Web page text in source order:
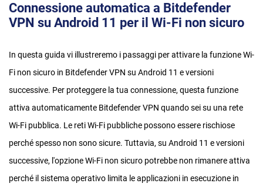
Connessione automatica a Bitdefender
VPN su Android 11 per il Wi-Fi non sicuro
In questa guida vi illustreremo i passaggi per attivare la funzione Wi-
Fi non sicuro in Bitdefender VPN su Android 11 e versioni
successive. Per proteggere la tua connessione, questa funzione
attiva automaticamente Bitdefender VPN quando sei su una rete
Wi-Fi pubblica. Le reti Wi-Fi pubbliche possono essere rischiose
perché spesso non sono sicure. Tuttavia, su Android 11 e versioni
successive, l'opzione Wi-Fi non sicuro potrebbe non rimanere attiva
perché il sistema operativo limita le applicazioni in esecuzione in